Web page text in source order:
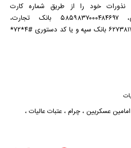
نذورات خود را از طریق شماره کارت
۶۰۳۷۹۹۱۸۹۹۹۱۴۵۱۴ بانک ملی، ۵۸۵۹۸۳۷۰۰۰۴۸۴۶۹۷ بانک تجارت،
۶۲۷۳۸۱۷۰۱۰۰۵۸۲۲۴ و ۶۲۷۳۸۱۷۰۱۰۱۱۲۳۶۹ بانک سپه و یا کد دستوری #۴*۷۲*
عسکریین ، چرام ، عتبات عالیات ،